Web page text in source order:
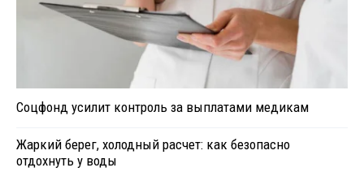
Соцфонд усилит контроль за выплатами медикам
Жаркий берег, холодный расчет: как безопасно
отдохнуть у воды